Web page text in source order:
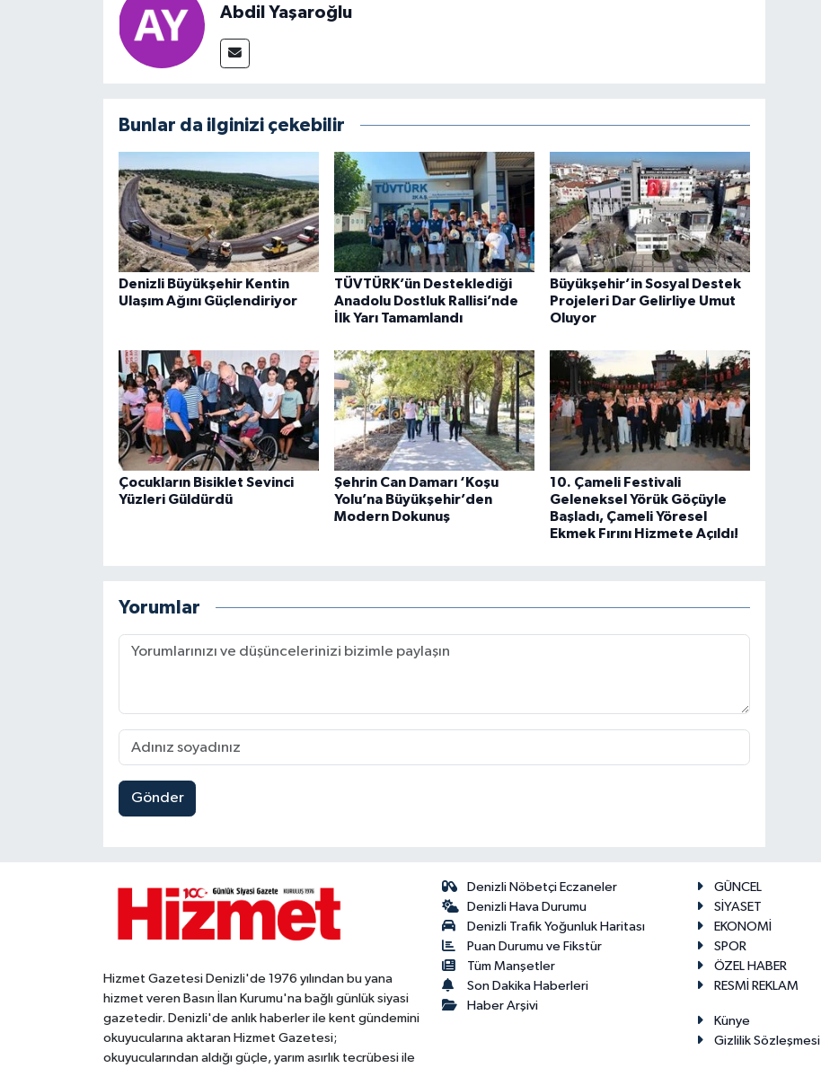
Abdil Yaşaroğlu
Bunlar da ilginizi çekebilir
Denizli Büyükşehir Kentin
Ulaşım Ağını Güçlendiriyor
TÜVTÜRK’ün Desteklediği
Anadolu Dostluk Rallisi’nde
İlk Yarı Tamamlandı
Büyükşehir’in Sosyal Destek
Projeleri Dar Gelirliye Umut
Oluyor
Çocukların Bisiklet Sevinci
Yüzleri Güldürdü
Şehrin Can Damarı ‘Koşu
Yolu’na Büyükşehir’den
Modern Dokunuş
10. Çameli Festivali
Geleneksel Yörük Göçüyle
Başladı, Çameli Yöresel
Ekmek Fırını Hizmete Açıldı!
Yorumlar
Gönder
Hizmet Gazetesi Denizli'de 1976 yılından bu yana
hizmet veren Basın İlan Kurumu'na bağlı günlük siyasi
gazetedir. Denizli'de anlık haberler ile kent gündemini
okuyucularına aktaran Hizmet Gazetesi;
okuyucularından aldığı güçle, yarım asırlık tecrübesi ile
Denizli Nöbetçi Eczaneler
Denizli Hava Durumu
Denizli Trafik Yoğunluk Haritası
Puan Durumu ve Fikstür
Tüm Manşetler
Son Dakika Haberleri
Haber Arşivi
GÜNCEL
SİYASET
EKONOMİ
SPOR
ÖZEL HABER
RESMİ REKLAM
Künye
Gizlilik Sözleşmesi